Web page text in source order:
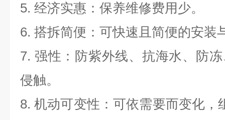
5. 经济实惠：保养维修费用少。
6. 搭拆简便：可快速且简便的安装
7. 强性：防紫外线、抗海水、防
侵触。
8. 机动可变性：可依需要而变化，